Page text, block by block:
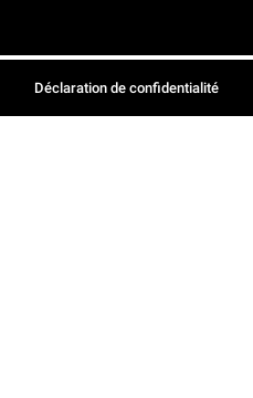
Déclaration de confidentialité